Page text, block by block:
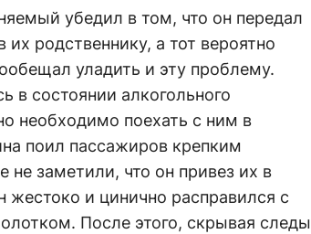
убедил в том, что он передал
родственнику, а тот вероятно
уладить и эту проблему.
в состоянии алкогольного
необходимо поехать с ним в
поил пассажиров крепким
не заметили, что он привез их в
и цинично расправился с
После этого, скрывая следы